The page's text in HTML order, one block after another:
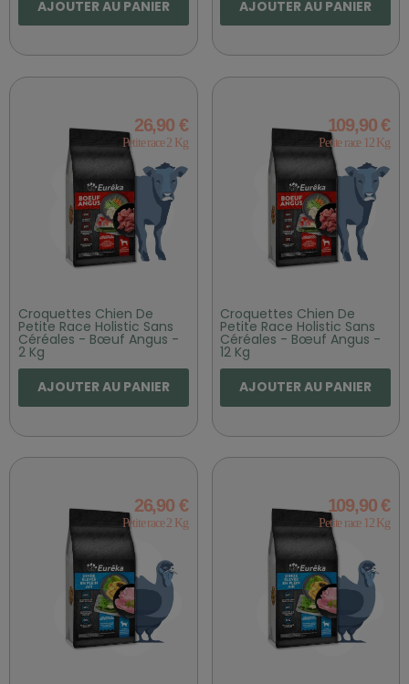
AJOUTER AU PANIER AJOUTER AU PANIER
26,90 €
Petite race 2 Kg
Croquettes Chien De
Petite Race Holistic Sans
Céréales - Bœuf Angus -
2 Kg
AJOUTER AU PANIER
109,90 €
Petite race 12 Kg
Croquettes Chien De
Petite Race Holistic Sans
Céréales - Bœuf Angus -
12 Kg
AJOUTER AU PANIER
26,90 €
Petite race 2 Kg
109,90 €
Petite race 12 Kg